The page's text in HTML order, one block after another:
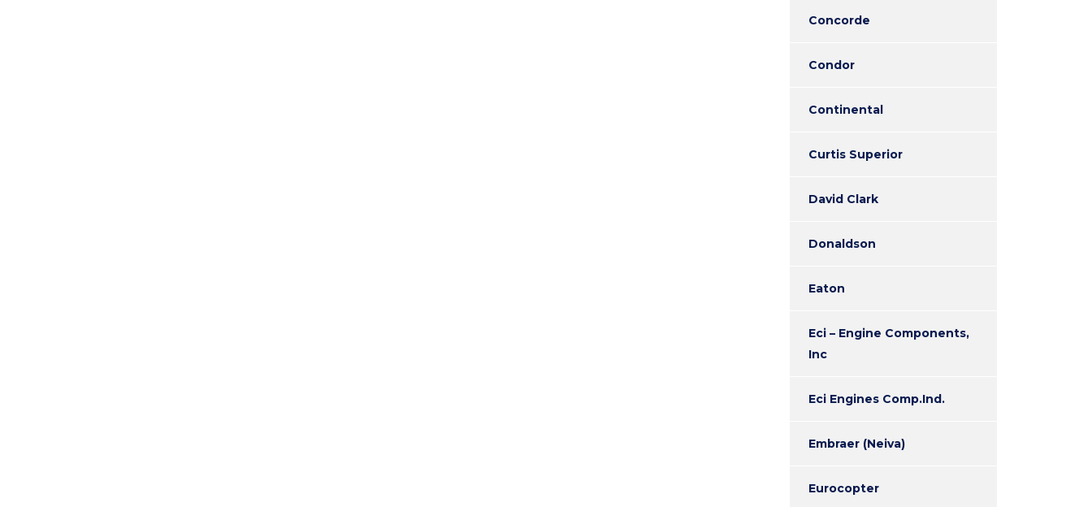
Concorde
Condor
Continental
Curtis Superior
David Clark
Donaldson
Eaton
Eci – Engine Components,
Inc
Eci Engines Comp.Ind.
Embraer (Neiva)
Eurocopter